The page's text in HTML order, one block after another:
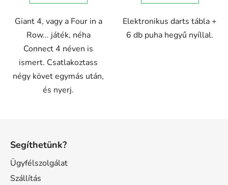
Giant 4, vagy a Four in a
Row... játék, néha
Connect 4 néven is
ismert. Csatlakoztass
négy követ egymás után,
és nyerj.
Elektronikus darts tábla +
6 db puha hegyű nyíllal.
Segíthetünk?
Ügyfélszolgálat
Szállítás